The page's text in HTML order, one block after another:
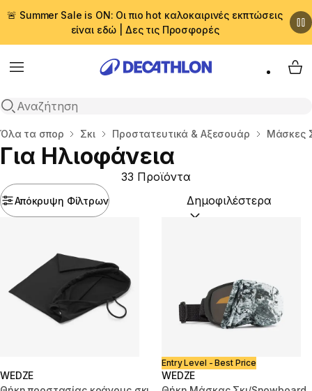
🚨 Summer Sale is ON: Οι πιο hot καλοκαιρινές εκπτώσεις
είναι εδώ | Δες τις Προσφορές
Menu
Αναζήτηση
My
Αρχική σελίδα
Όλα τα σπορ Σκι Προστατευτικά & Αξεσουάρ Μάσκες
Για Ηλιοφάνεια
Απόκρυψη Φίλτρων
33 Προϊόντα
Ταξινόμηση κατά:
WEDZE
Entry Level - Best Price
WEDZE